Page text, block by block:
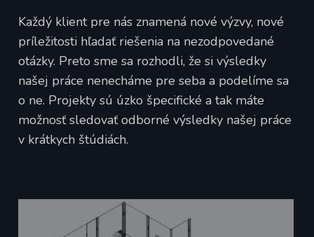
Každý klient pre nás znamená nové výzvy, nové
príležitosti hľadať riešenia na nezodpovedané
otázky. Preto sme sa rozhodli, že si výsledky
našej práce nenecháme pre seba a podelíme sa
o ne. Projekty sú úzko špecifické a tak máte
možnosť sledovať odborné výsledky našej práce
v krátkych štúdiách.